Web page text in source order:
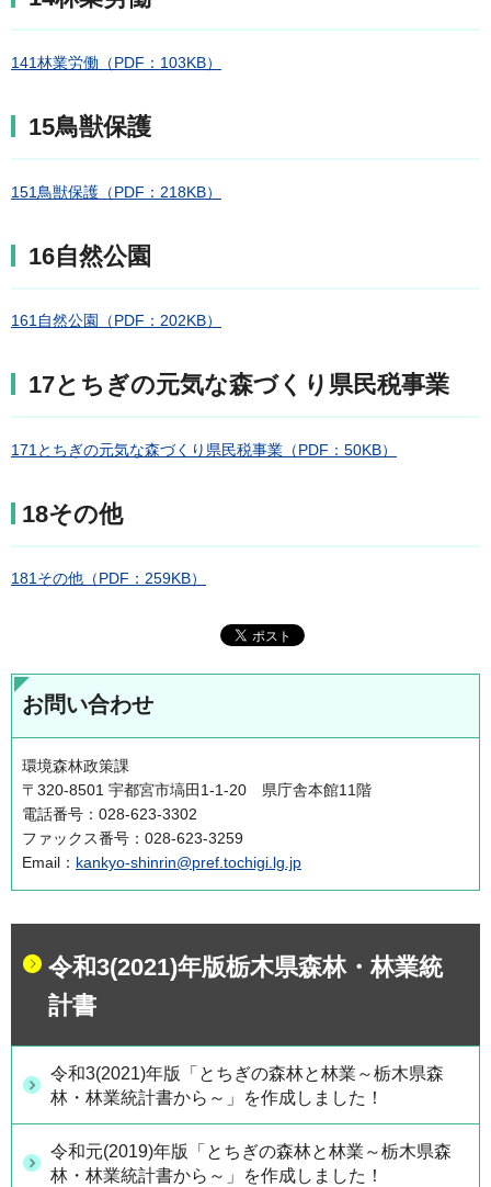
141林業労働（PDF：103KB）
15鳥獣保護
151鳥獣保護（PDF：218KB）
16自然公園
161自然公園（PDF：202KB）
17とちぎの元気な森づくり県民税事業
171とちぎの元気な森づくり県民税事業（PDF：50KB）
18その他
181その他（PDF：259KB）
お問い合わせ
環境森林政策課
〒320-8501 宇都宮市塙田1-1-20 県庁舎本館11階
電話番号：028-623-3302
ファックス番号：028-623-3259
Email： kankyo-shinrin@pref.tochigi.lg.jp
令和3(2021)年版栃木県森林・林業統
計書
令和3(2021)年版「とちぎの森林と林業～栃木県森
林・林業統計書から～」を作成しました！
令和元(2019)年版「とちぎの森林と林業～栃木県森
林・林業統計書から～」を作成しました！